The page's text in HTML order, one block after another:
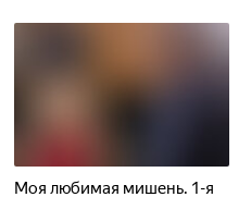
Моя любимая мишень. 1-я